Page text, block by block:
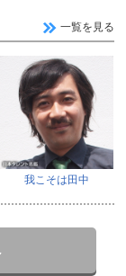
一覧を見る
我こそは田中